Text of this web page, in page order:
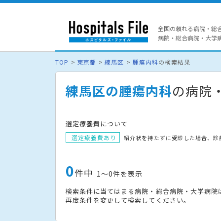
全国の頼れる病院・総
病院・総合病院・大学
TOP 東京都 練馬区 腫瘍内科の検索結果
練馬区の腫瘍内科の病院
選定療養費について
選定療養費あり 紹介状を持たずに受診した場合、
0件中 1〜0件を表示
検索条件に当てはまる病院・総合病院・大学病
再度条件を変更して検索してください。